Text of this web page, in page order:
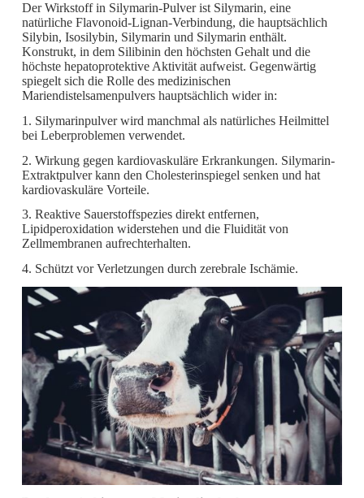
Der Wirkstoff in Silymarin-Pulver ist Silymarin, eine
natürliche Flavonoid-Lignan-Verbindung, die hauptsächlich
Silybin, Isosilybin, Silymarin und Silymarin enthält.
Konstrukt, in dem Silibinin den höchsten Gehalt und die
höchste hepatoprotektive Aktivität aufweist. Gegenwärtig
spiegelt sich die Rolle des medizinischen
Mariendistelsamenpulvers hauptsächlich wider in:
1. Silymarinpulver wird manchmal als natürliches Heilmittel
bei Leberproblemen verwendet.
2. Wirkung gegen kardiovaskuläre Erkrankungen. Silymarin-
Extraktpulver kann den Cholesterinspiegel senken und hat
kardiovaskuläre Vorteile.
3. Reaktive Sauerstoffspezies direkt entfernen,
Lipidperoxidation widerstehen und die Fluidität von
Zellmembranen aufrechterhalten.
4. Schützt vor Verletzungen durch zerebrale Ischämie.